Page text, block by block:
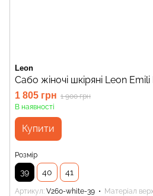
Leon
Сабо жіночі шкіряні Leon Emili
1 805 грн 1 900 грн
В наявності
Купити
Розмір
39 40 41
Артикул V260-white-39 Матеріал